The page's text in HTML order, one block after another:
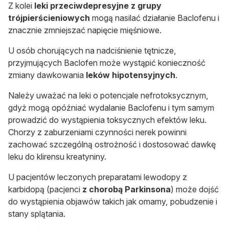
Z kolei leki przeciwdepresyjne z grupy
trójpierścieniowych mogą nasilać działanie Baclofenu i
znacznie zmniejszać napięcie mięśniowe.
U osób chorujących na nadciśnienie tętnicze,
przyjmujących Baclofen może wystąpić konieczność
zmiany dawkowania leków hipotensyjnych.
Należy uważać na leki o potencjale nefrotoksycznym,
gdyż mogą opóźniać wydalanie Baclofenu i tym samym
prowadzić do wystąpienia toksycznych efektów leku.
Chorzy z zaburzeniami czynności nerek powinni
zachować szczególną ostrożność i dostosować dawkę
leku do klirensu kreatyniny.
U pacjentów leczonych preparatami lewodopy z
karbidopą (pacjenci z chorobą Parkinsona) może dojść
do wystąpienia objawów takich jak omamy, pobudzenie i
stany splątania.